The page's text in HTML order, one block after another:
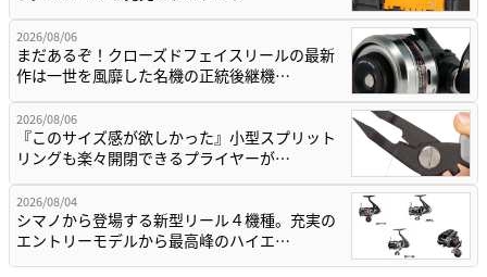
2026/08/06
まだあるぞ！クローズドフェイスリールの最新
作は一世を風靡した名機の正統後継機…
2026/08/06
『このサイズ感が欲しかった』小型スプリット
リングも楽々開閉できるプライヤーが…
2026/08/04
シマノから登場する新型リール４機種。充実の
エントリーモデルから最高峰のハイエ…